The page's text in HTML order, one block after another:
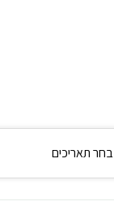
בחר תאריכים